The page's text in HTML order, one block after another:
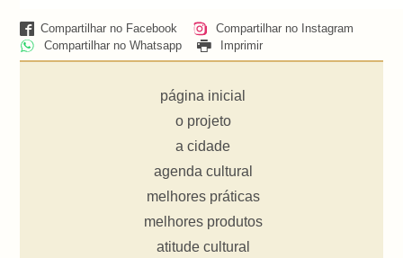
Compartilhar no Facebook
Compartilhar no Instagram
Compartilhar no Whatsapp
Imprimir
página inicial
o projeto
a cidade
agenda cultural
melhores práticas
melhores produtos
atitude cultural